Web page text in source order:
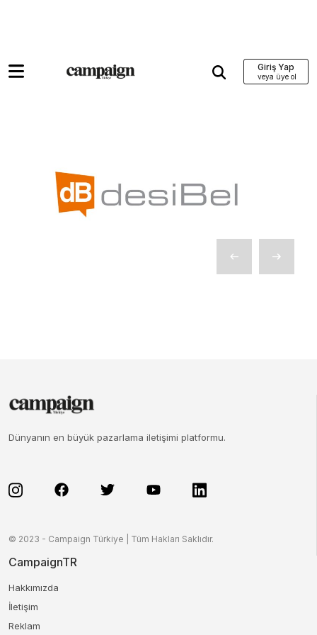
Giriş Yap
Dünyanın en büyük pazarlama iletişimi platformu.
© 2023 - Campaign Türkiye | Tüm Hakları Saklıdır.
CampaignTR
Hakkımızda
İletişim
Reklam